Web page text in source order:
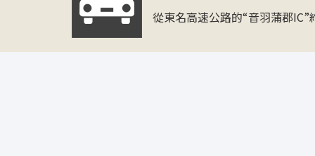
從東名高速公路的“音羽蒲郡IC”